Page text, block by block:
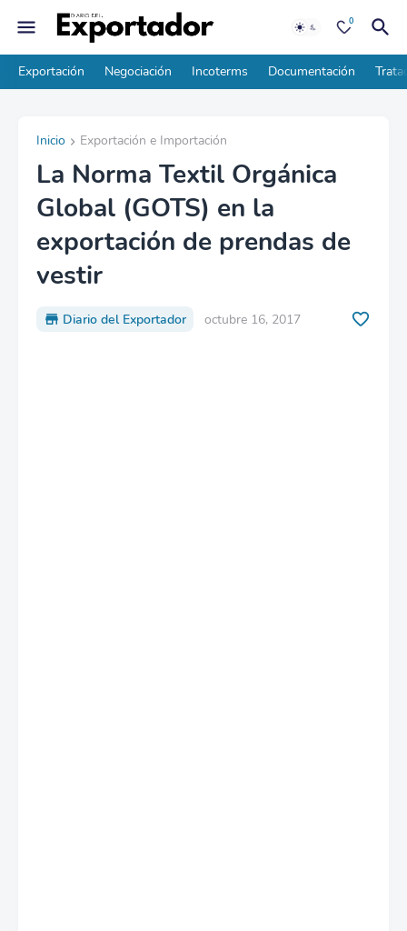
0
Exportación Negociación Incoterms Documentación
Inicio Exportación e Importación
La Norma Textil Orgánica
Global (GOTS) en la
exportación de prendas de
vestir
Diario del Exportador octubre 16, 2017